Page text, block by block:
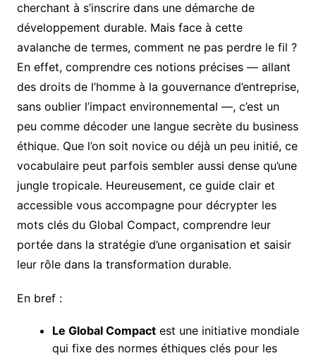
cherchant à s’inscrire dans une démarche de
développement durable. Mais face à cette
avalanche de termes, comment ne pas perdre le fil ?
En effet, comprendre ces notions précises — allant
des droits de l’homme à la gouvernance d’entreprise,
sans oublier l’impact environnemental —, c’est un
peu comme décoder une langue secrète du business
éthique. Que l’on soit novice ou déjà un peu initié, ce
vocabulaire peut parfois sembler aussi dense qu’une
jungle tropicale. Heureusement, ce guide clair et
accessible vous accompagne pour décrypter les
mots clés du Global Compact, comprendre leur
portée dans la stratégie d’une organisation et saisir
leur rôle dans la transformation durable.
En bref :
Le Global Compactest une initiative mondiale
qui fixe des normes éthiques clés pour les